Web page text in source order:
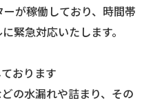
が稼働しており、時間帯
緊急対応いたします。
おります
の水漏れや詰まり、その